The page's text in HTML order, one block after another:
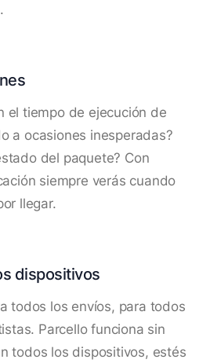
el tiempo de ejecución de
a ocasiones inesperadas?
del paquete? Con
siempre verás cuando
llegar.
dispositivos
todos los envíos, para todos
Parcello funciona sin
todos los dispositivos, estés